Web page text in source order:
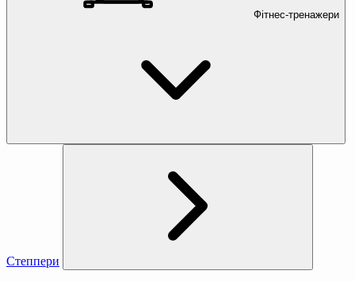
Фітнес-тренажери
Степпери